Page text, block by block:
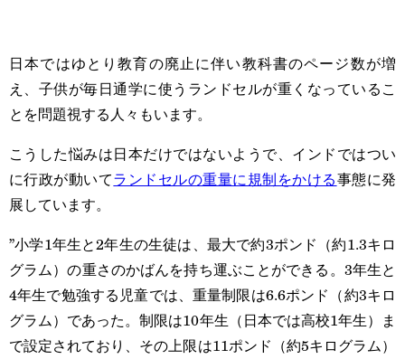
日本ではゆとり教育の廃止に伴い教科書のページ数が増
え、子供が毎日通学に使うランドセルが重くなっているこ
とを問題視する人々もいます。
こうした悩みは日本だけではないようで、インドではつい
に行政が動いてランドセルの重量に規制をかける事態に発
展しています。
”小学1年生と2年生の生徒は、最大で約3ポンド（約1.3キロ
グラム）の重さのかばんを持ち運ぶことができる。3年生と
4年生で勉強する児童では、重量制限は6.6ポンド（約3キロ
グラム）であった。制限は10年生（日本では高校1年生）ま
で設定されており、その上限は11ポンド（約5キログラム）